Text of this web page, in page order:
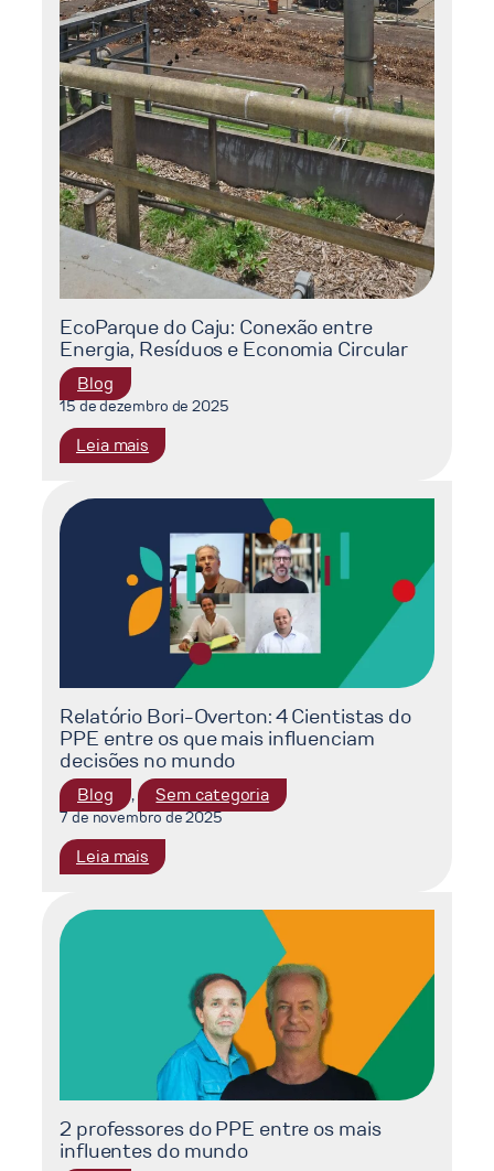
EcoParque do Caju: Conexão entre
Energia, Resíduos e Economia Circular
Blog
15 de dezembro de 2025
Leia mais
EcoParque
do
Conexão
entre
Energia,
Resíduos
e
Economia
Circular
Relatório Bori-Overton: 4 Cientistas do
PPE entre os que mais influenciam
decisões no mundo
Blog , Sem categoria
7 de novembro de 2025
Leia mais
Relatório
Bori-
Cientistas
entre
os
que
mais
influenciam
2 professores do PPE entre os mais
influentes do mundo